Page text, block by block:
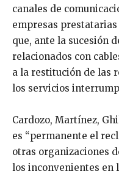
canales de
empresas
que, ante la sucesión
relacionados con
a la restitución de las
los servicios
Cardozo, Martínez,
es “permanente el
otras organizaciones
los inconvenientes en